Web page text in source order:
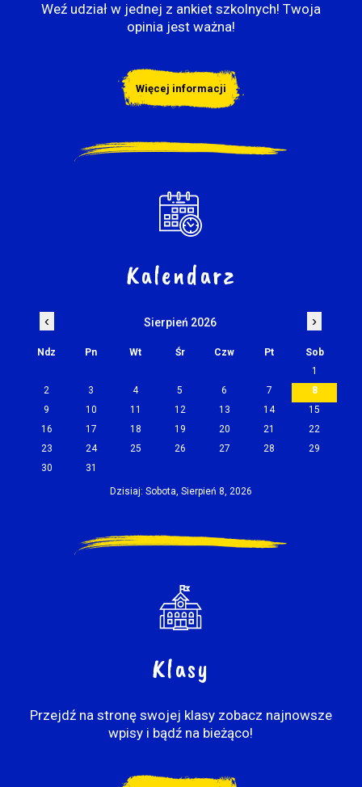
Weź udział w jednej z ankiet szkolnych! Twoja
opinia jest ważna!
Więcej informacji
Kalendarz
‹ Sierpień 2026 ›
Ndz Pn Wt Śr Czw Pt
Sob
1
2
3 4 5 6 7
8
9
10 11 12 13 14
15
16
17 18 19 20 21
22
23
24 25 26 27 28
29
30
31
Dzisiaj: Sobota, Sierpień 8, 2026
Klasy
Przejdź na stronę swojej klasy zobacz najnowsze
wpisy i bądź na bieżąco!